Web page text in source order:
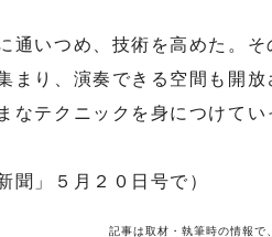
いつめ、技術を高めた。そ
まり、演奏できる空間も開放
なテクニックを身につけてい
聞」５月２０日号で）
記事は取材・執筆時の情報で